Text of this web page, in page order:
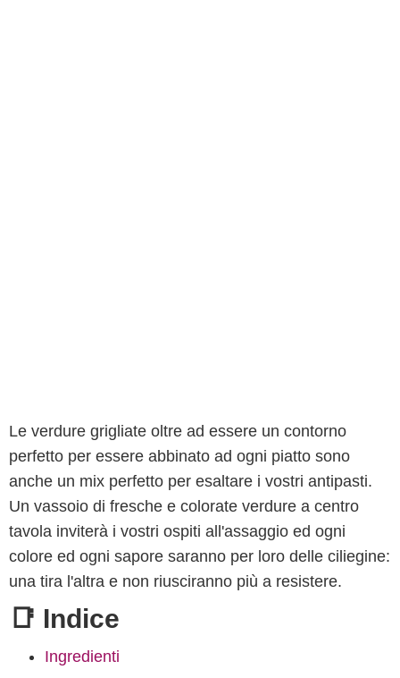
Le verdure grigliate oltre ad essere un contorno
perfetto per essere abbinato ad ogni piatto sono
anche un mix perfetto per esaltare i vostri antipasti.
Un vassoio di fresche e colorate verdure a centro
tavola inviterà i vostri ospiti all'assaggio ed ogni
colore ed ogni sapore saranno per loro delle ciliegine:
una tira l'altra e non riusciranno più a resistere.
📑 Indice
Ingredienti